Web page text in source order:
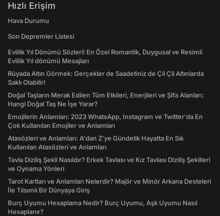
Hızlı Erişim
Hava Durumu
Son Depremler Listesi
Evlilik Yıl Dönümü Sözleri! En Özel Romantik, Duygusal ve Resimli
Evlilik Yıl dönümü Mesajları
Rüyada Altın Görmek: Gerçekler de Saadetiniz de Çil Çil Altınlarda
Saklı Olabilir!
Doğal Taşların Merak Edilen Tüm Etkileri, Enerjileri ve Şifa Alanları:
Hangi Doğal Taş Ne İşe Yarar?
Emojilerin Anlamları: 2023 WhatsApp, Instagram ve Twitter'da En
Çok Kullanılan Emojiler ve Anlamları
Atasözleri ve Anlamları: A'dan Z'ye Gündelik Hayatta En Sık
Kullanılan Atasözleri ve Anlamları
Tavla Diziliş Şekli Nasıldır? Erkek Tavlası ve Kız Tavlası Diziliş Şekilleri
ve Oynama Yönleri
Tarot Kartları ve Anlamları Nelerdir? Majör ve Minör Arkana Desteleri
İle Tılsımlı Bir Dünyaya Giriş
Burç Uyumu Hesaplama Nedir? Burç Uyumu, Aşk Uyumu Nasıl
Hesaplanır?